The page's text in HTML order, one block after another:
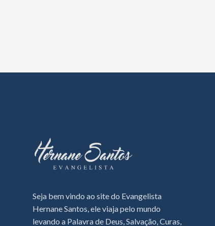
Seja bem vindo ao site do Evangelista
Hernane Santos, ele viaja pelo mundo
levando a Palavra de Deus, Salvação, Curas,